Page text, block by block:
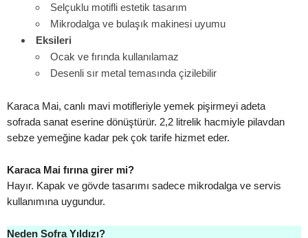
Selçuklu motifli estetik tasarım
Mikrodalga ve bulaşık makinesi uyumu
Eksileri
Ocak ve fırında kullanılamaz
Desenli sır metal temasında çizilebilir
Karaca Mai, canlı mavi motifleriyle yemek pişirmeyi adeta
sofrada sanat eserine dönüştürür. 2,2 litrelik hacmiyle pilavdan
sebze yemeğine kadar pek çok tarife hizmet eder.
Karaca Mai fırına girer mi?
Hayır. Kapak ve gövde tasarımı sadece mikrodalga ve servis
kullanımına uygundur.
Neden Sofra Yıldızı?